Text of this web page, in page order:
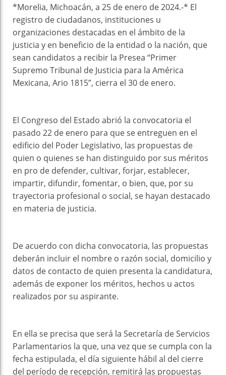
*Morelia, Michoacán, a 25 de enero de 2024.-* El
registro de ciudadanos, instituciones u
organizaciones destacadas en el ámbito de la
justicia y en beneficio de la entidad o la nación, que
sean candidatos a recibir la Presea “Primer
Supremo Tribunal de Justicia para la América
Mexicana, Ario 1815”, cierra el 30 de enero.
El Congreso del Estado abrió la convocatoria el
pasado 22 de enero para que se entreguen en el
edificio del Poder Legislativo, las propuestas de
quien o quienes se han distinguido por sus méritos
en pro de defender, cultivar, forjar, establecer,
impartir, difundir, fomentar, o bien, que, por su
trayectoria profesional o social, se hayan destacado
en materia de justicia.
De acuerdo con dicha convocatoria, las propuestas
deberán incluir el nombre o razón social, domicilio y
datos de contacto de quien presenta la candidatura,
además de exponer los méritos, hechos u actos
realizados por su aspirante.
En ella se precisa que será la Secretaría de Servicios
Parlamentarios la que, una vez que se cumpla con la
fecha estipulada, el día siguiente hábil al del cierre
del período de recepción, remitirá las propuestas